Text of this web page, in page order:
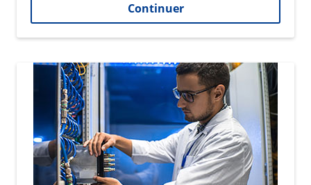
Continuer